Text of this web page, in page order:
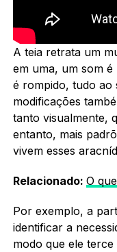
A teia retrata um
em uma, um som
é rompido, tudo
modificações
tanto visualmente,
entanto, mais
vivem esses
Relacionado: O
Por exemplo, a
identificar a
modo que ele